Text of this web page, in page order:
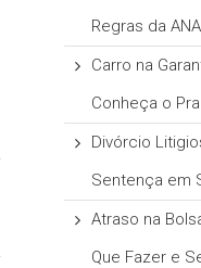
Regras da
Carro na
Conheça o
Divórcio
Sentença em
Atraso na
Que Fazer e